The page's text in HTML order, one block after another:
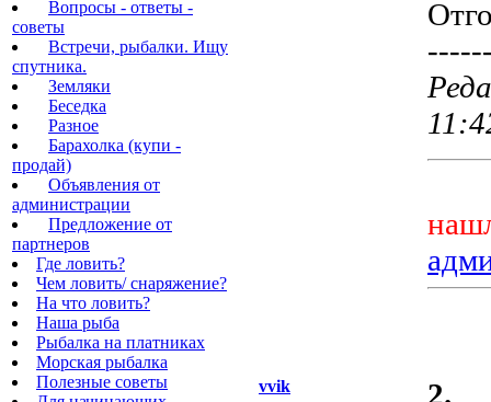
Вопросы - ответы -
советы
Встречи, рыбалки. Ищу
спутника.
Земляки
Беседка
Разное
Барахолка (купи -
продай)
Объявления от
администрации
Предложение от
партнеров
Где ловить?
Чем ловить/ снаряжение?
На что ловить?
Наша рыба
Рыбалка на платниках
Морская рыбалка
Полезные советы
vvik
2.